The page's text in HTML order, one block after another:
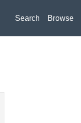
Search Browse